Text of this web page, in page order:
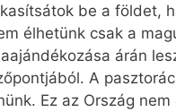
be a földet,
élhetünk csak a
árán
A
Ez az Ország